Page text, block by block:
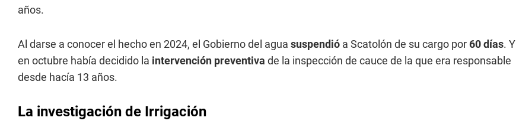
años.
Al darse a conocer el hecho en 2024, el Gobierno del agua suspendió a Scatolón de su cargo por60 días. Y
en octubre había decidido la intervención preventiva de la inspección de cauce de la que era responsable
desde hacía 13 años.
La investigación de Irrigación